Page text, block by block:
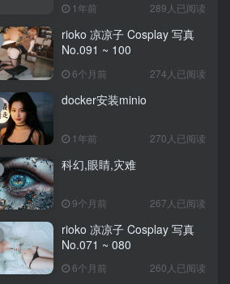
1年前 289人已阅读
rioko 凉凉子 Cosplay 写真
No.091 ~ 100
6个月前 274人已阅读
docker安装minio
1年前 270人已阅读
科幻,眼睛,灾难
9个月前 267人已阅读
rioko 凉凉子 Cosplay 写真
No.071 ~ 080
6个月前 260人已阅读